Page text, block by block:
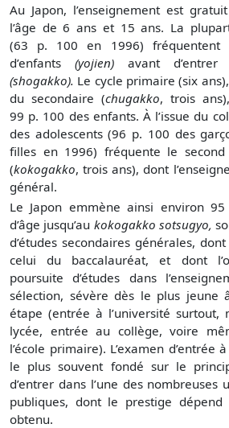
Au Japon, l’enseignement est
l’âge de 6 ans et 15 ans. La
(63 p. 100 en 1996) fréquentent
d’enfants (yojien) avant d’entrer
(shogakko). Le cycle primaire (six
du secondaire (chugakko, trois
99 p. 100 des enfants. À l’issue du
des adolescents (96 p. 100 des
filles en 1996) fréquente le second
(kokogakko, trois ans), dont
général.
Le Japon emmène ainsi environ 95
d’âge jusqu’au kokogakko sotsugyo,
d’études secondaires générales,
celui du baccalauréat, et dont
poursuite d’études dans
sélection, sévère dès le plus jeune
étape (entrée à l’université surtout,
lycée, entrée au collège, voire
l’école primaire). L’examen d’entrée
le plus souvent fondé sur le
d’entrer dans l’une des nombreuses
publiques, dont le prestige
obtenu.